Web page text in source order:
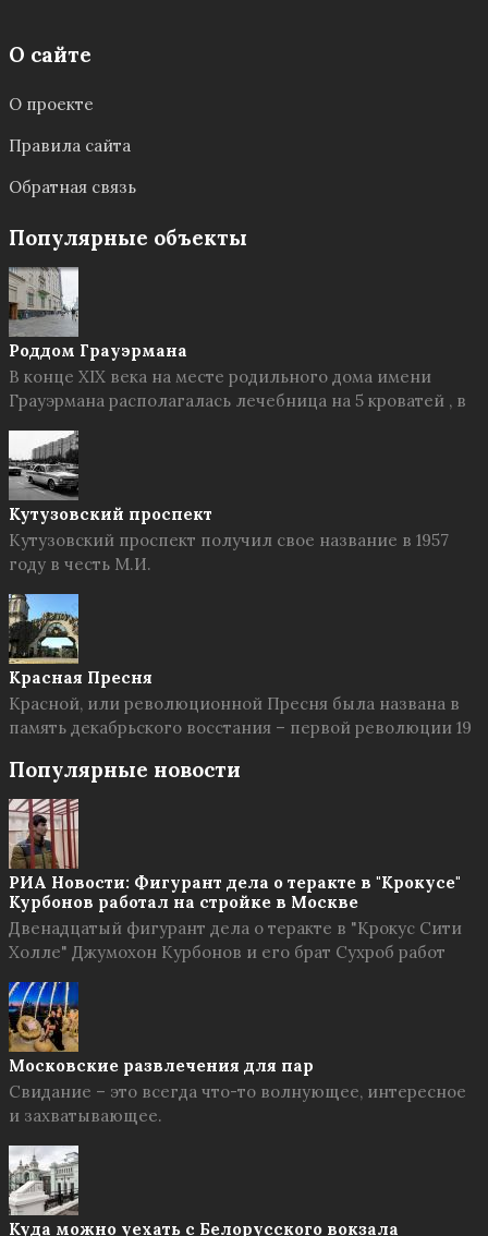
О сайте
О проекте
Правила сайта
Обратная связь
Популярные объекты
Роддом Грауэрмана
В конце XIX века на месте родильного дома имени
Грауэрмана располагалась лечебница на 5 кроватей , в
Кутузовский проспект
Кутузовский проспект получил свое название в 1957
году в честь М.И.
Красная Пресня
Красной, или революционной Пресня была названа в
память декабрьского восстания – первой революции 19
Популярные новости
РИА Новости: Фигурант дела о теракте в "Крокусе"
Курбонов работал на стройке в Москве
Двенадцатый фигурант дела о теракте в "Крокус Сити
Холле" Джумохон Курбонов и его брат Сухроб работ
Московские развлечения для пар
Свидание – это всегда что-то волнующее, интересное
и захватывающее.
Куда можно уехать с Белорусского вокзала